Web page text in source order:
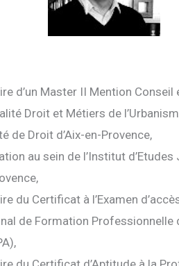
d’un Master II Mention Conseil
Droit et Métiers de
de Droit d’Aix-en-Provence,
au sein de l’Institut d’Etudes
du Certificat à l’Examen
de Formation Professionnelle